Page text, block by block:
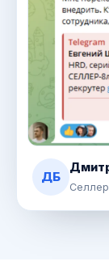
ДБ
Селлер